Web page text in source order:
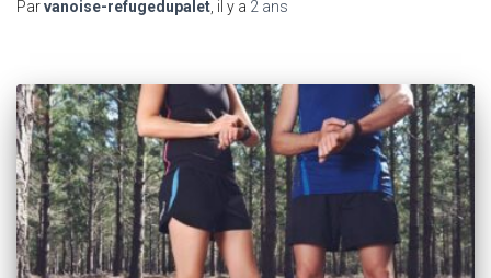
Parvanoise-refugedupalet, il y a 2 ans